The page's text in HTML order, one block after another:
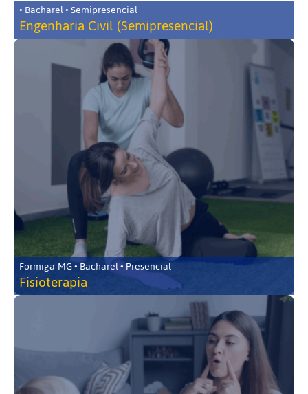
• Bacharel • Semipresencial
Engenharia Civil (Semipresencial)
Formiga-MG • Bacharel • Presencial
Fisioterapia